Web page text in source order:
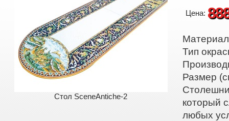
Стол SceneAntiche-2
Цена:
Тип
Размер
который
любых